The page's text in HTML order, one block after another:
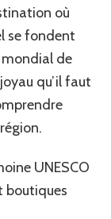
où
se fondent
mondial de
qu’il faut
UNESCO
boutiques